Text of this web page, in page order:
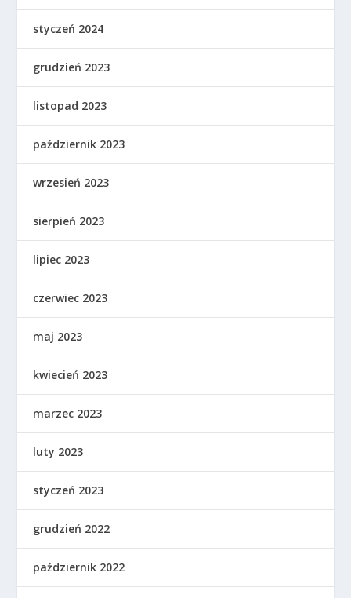
styczeń 2024
grudzień 2023
listopad 2023
październik 2023
wrzesień 2023
sierpień 2023
lipiec 2023
czerwiec 2023
maj 2023
kwiecień 2023
marzec 2023
luty 2023
styczeń 2023
grudzień 2022
październik 2022